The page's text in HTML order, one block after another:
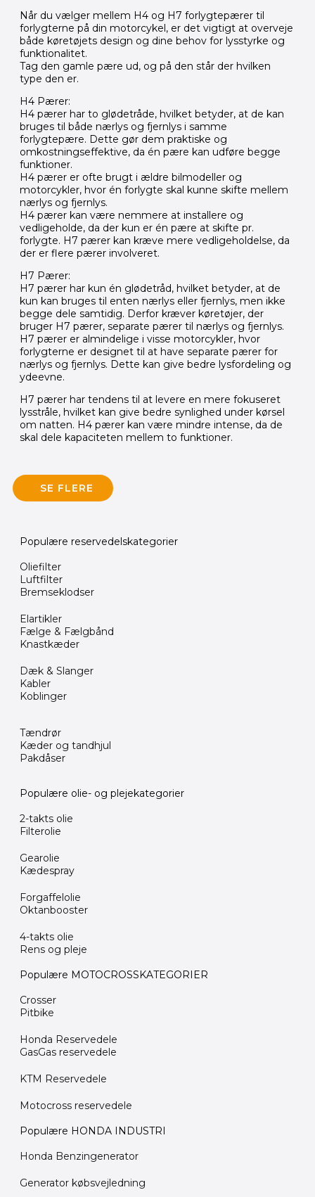
Når du vælger mellem H4 og H7 forlygtepærer til
forlygterne på din motorcykel, er det vigtigt at overveje
både køretøjets design og dine behov for lysstyrke og
funktionalitet.
Tag den gamle pære ud, og på den står der hvilken
type den er.
H4 Pærer:
H4 pærer har to glødetråde, hvilket betyder, at de kan
bruges til både nærlys og fjernlys i samme
forlygtepære. Dette gør dem praktiske og
omkostningseffektive, da én pære kan udføre begge
funktioner.
H4 pærer er ofte brugt i ældre bilmodeller og
motorcykler, hvor én forlygte skal kunne skifte mellem
nærlys og fjernlys.
H4 pærer kan være nemmere at installere og
vedligeholde, da der kun er én pære at skifte pr.
forlygte. H7 pærer kan kræve mere vedligeholdelse, da
der er flere pærer involveret.
H7 Pærer:
H7 pærer har kun én glødetråd, hvilket betyder, at de
kun kan bruges til enten nærlys eller fjernlys, men ikke
begge dele samtidig. Derfor kræver køretøjer, der
bruger H7 pærer, separate pærer til nærlys og fjernlys.
H7 pærer er almindelige i visse motorcykler, hvor
forlygterne er designet til at have separate pærer for
nærlys og fjernlys. Dette kan give bedre lysfordeling og
ydeevne.
H7 pærer har tendens til at levere en mere fokuseret
lysstråle, hvilket kan give bedre synlighed under kørsel
om natten. H4 pærer kan være mindre intense, da de
skal dele kapaciteten mellem to funktioner.
SE FLERE
Populære reservedelskategorier
Oliefilter
Luftfilter
Bremseklodser
Elartikler
Fælge & Fælgbånd
Knastkæder
Dæk & Slanger
Kabler
Koblinger
Tændrør
Kæder og tandhjul
Pakdåser
Populære olie- og plejekategorier
2-takts olie
Filterolie
Gearolie
Kædespray
Forgaffelolie
Oktanbooster
4-takts olie
Rens og pleje
Populære MOTOCROSSKATEGORIER
Crosser
Pitbike
Honda Reservedele
GasGas reservedele
KTM Reservedele
Motocross reservedele
Populære HONDA INDUSTRI
Honda Benzingenerator
Generator købsvejledning